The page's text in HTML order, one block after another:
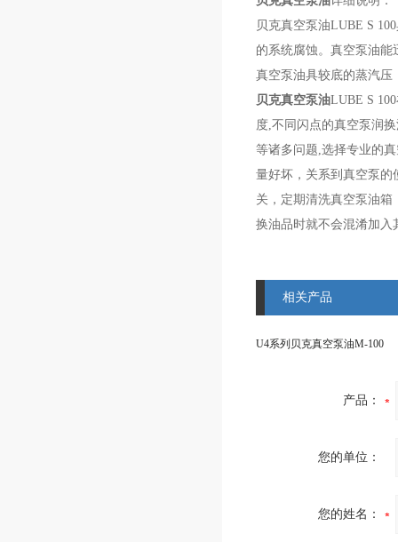
贝克真空泵油LUBE S
的系统腐蚀。真空泵油
真空泵油具较底的蒸汽压
贝克真空泵油LUBE S
度,不同闪点的真空泵润
等诸多问题,选择专业的
量好坏，关系到真空泵的
关，定期清洗真空泵油
换油品时就不会混淆加入
相关产品
U4系列贝克真空泵油M-100
产品：
您的单位：
您的姓名：